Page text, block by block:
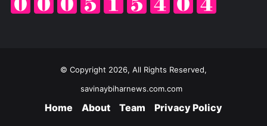
© Copyright 2026, All Rights Reserved,
savinaybiharnews.com.com
Home About Team Privacy Policy